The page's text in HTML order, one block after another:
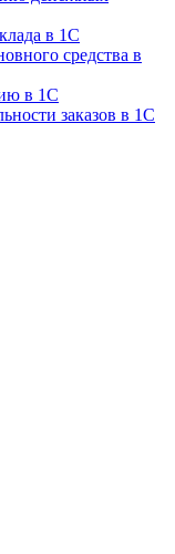
в 1С
средства в
в 1С
заказов в 1С